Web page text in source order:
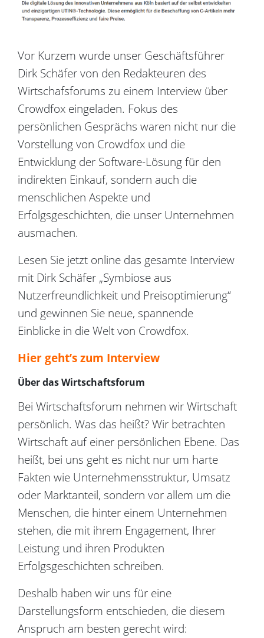
Vor Kurzem wurde unser Geschäftsführer
Dirk Schäfer von den Redakteuren des
Wirtschafsforums zu einem Interview über
Crowdfox eingeladen. Fokus des
persönlichen Gesprächs waren nicht nur die
Vorstellung von Crowdfox und die
Entwicklung der Software-Lösung für den
indirekten Einkauf, sondern auch die
menschlichen Aspekte und
Erfolgsgeschichten, die unser Unternehmen
ausmachen.
Lesen Sie jetzt online das gesamte Interview
mit Dirk Schäfer „Symbiose aus
Nutzerfreundlichkeit und Preisoptimierung“
und gewinnen Sie neue, spannende
Einblicke in die Welt von Crowdfox.
Hier geht’s zum Interview
Über das Wirtschaftsforum
Bei Wirtschaftsforum nehmen wir Wirtschaft
persönlich. Was das heißt? Wir betrachten
Wirtschaft auf einer persönlichen Ebene. Das
heißt, bei uns geht es nicht nur um harte
Fakten wie Unternehmensstruktur, Umsatz
oder Marktanteil, sondern vor allem um die
Menschen, die hinter einem Unternehmen
stehen, die mit ihrem Engagement, Ihrer
Leistung und ihren Produkten
Erfolgsgeschichten schreiben.
Deshalb haben wir uns für eine
Darstellungsform entschieden, die diesem
Anspruch am besten gerecht wird: